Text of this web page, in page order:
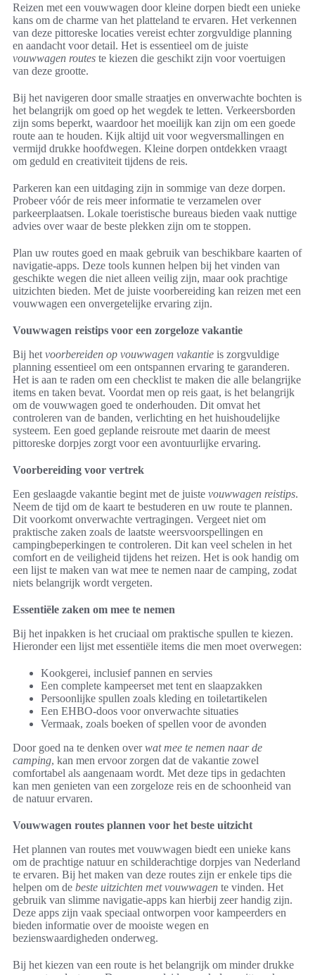
Reizen met een vouwwagen door kleine dorpen biedt een unieke
kans om de charme van het platteland te ervaren. Het verkennen
van deze pittoreske locaties vereist echter zorgvuldige planning
en aandacht voor detail. Het is essentieel om de juiste
vouwwagen routes te kiezen die geschikt zijn voor voertuigen
van deze grootte.
Bij het navigeren door smalle straatjes en onverwachte bochten is
het belangrijk om goed op het wegdek te letten. Verkeersborden
zijn soms beperkt, waardoor het moeilijk kan zijn om een goede
route aan te houden. Kijk altijd uit voor wegversmallingen en
vermijd drukke hoofdwegen. Kleine dorpen ontdekken vraagt
om geduld en creativiteit tijdens de reis.
Parkeren kan een uitdaging zijn in sommige van deze dorpen.
Probeer vóór de reis meer informatie te verzamelen over
parkeerplaatsen. Lokale toeristische bureaus bieden vaak nuttige
advies over waar de beste plekken zijn om te stoppen.
Plan uw routes goed en maak gebruik van beschikbare kaarten of
navigatie-apps. Deze tools kunnen helpen bij het vinden van
geschikte wegen die niet alleen veilig zijn, maar ook prachtige
uitzichten bieden. Met de juiste voorbereiding kan reizen met een
vouwwagen een onvergetelijke ervaring zijn.
Vouwwagen reistips voor een zorgeloze vakantie
Bij het voorbereiden op vouwwagen vakantie is zorgvuldige
planning essentieel om een ontspannen ervaring te garanderen.
Het is aan te raden om een checklist te maken die alle belangrijke
items en taken bevat. Voordat men op reis gaat, is het belangrijk
om de vouwwagen goed te onderhouden. Dit omvat het
controleren van de banden, verlichting en het huishoudelijke
systeem. Een goed geplande reisroute met daarin de meest
pittoreske dorpjes zorgt voor een avontuurlijke ervaring.
Voorbereiding voor vertrek
Een geslaagde vakantie begint met de juiste vouwwagen reistips.
Neem de tijd om de kaart te bestuderen en uw route te plannen.
Dit voorkomt onverwachte vertragingen. Vergeet niet om
praktische zaken zoals de laatste weersvoorspellingen en
campingbeperkingen te controleren. Dit kan veel schelen in het
comfort en de veiligheid tijdens het reizen. Het is ook handig om
een lijst te maken van wat mee te nemen naar de camping, zodat
niets belangrijk wordt vergeten.
Essentiële zaken om mee te nemen
Bij het inpakken is het cruciaal om praktische spullen te kiezen.
Hieronder een lijst met essentiële items die men moet overwegen:
Kookgerei, inclusief pannen en servies
Een complete kampeerset met tent en slaapzakken
Persoonlijke spullen zoals kleding en toiletartikelen
Een EHBO-doos voor onverwachte situaties
Vermaak, zoals boeken of spellen voor de avonden
Door goed na te denken overwat mee te nemen naar de
camping, kan men ervoor zorgen dat de vakantie zowel
comfortabel als aangenaam wordt. Met deze tips in gedachten
kan men genieten van een zorgeloze reis en de schoonheid van
de natuur ervaren.
Vouwwagen routes plannen voor het beste uitzicht
Het plannen van routes met vouwwagen biedt een unieke kans
om de prachtige natuur en schilderachtige dorpjes van Nederland
te ervaren. Bij het maken van deze routes zijn er enkele tips die
helpen om de beste uitzichten met vouwwagen te vinden. Het
gebruik van slimme navigatie-apps kan hierbij zeer handig zijn.
Deze apps zijn vaak speciaal ontworpen voor kampeerders en
bieden informatie over de mooiste wegen en
bezienswaardigheden onderweg.
Bij het kiezen van een route is het belangrijk om minder drukke